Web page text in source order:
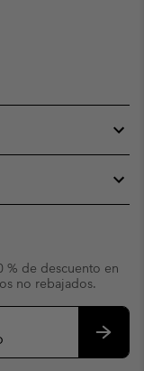
% de descuento en
no rebajados.